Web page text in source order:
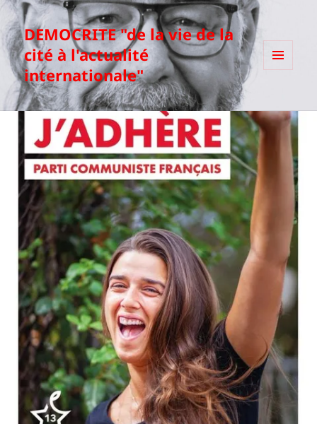
DEMOCRITE "de la vie de la
cité à l'actualité
internationale"